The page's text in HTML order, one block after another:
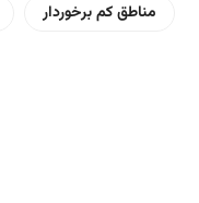
مناطق کم برخوردار